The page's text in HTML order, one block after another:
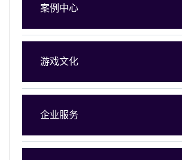
案例中心
游戏文化
企业服务